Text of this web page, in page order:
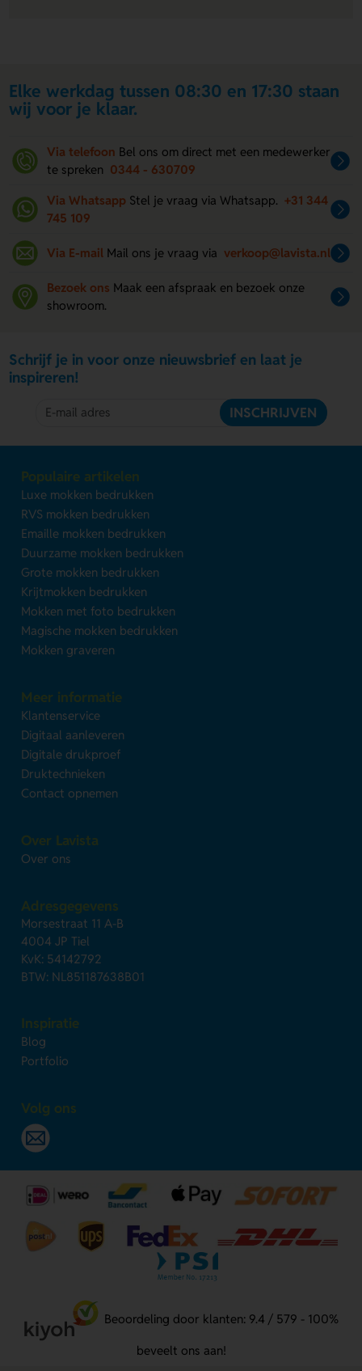
Elke werkdag tussen 08:30 en 17:30 staan
wij voor je klaar.
Via telefoon Bel ons om direct met een medewerker
te spreken 0344 - 630709
Via Whatsapp Stel je vraag via Whatsapp. +31 344
745 109
Via E-mail Mail ons je vraag via verkoop@lavista.nl
Bezoek ons Maak een afspraak en bezoek onze
showroom.
Schrijf je in voor onze nieuwsbrief en laat je
inspireren!
INSCHRIJVEN
Populaire artikelen
Luxe mokken bedrukken
RVS mokken bedrukken
Emaille mokken bedrukken
Duurzame mokken bedrukken
Grote mokken bedrukken
Krijtmokken bedrukken
Mokken met foto bedrukken
Magische mokken bedrukken
Mokken graveren
Meer informatie
Klantenservice
Digitaal aanleveren
Digitale drukproef
Druktechnieken
Contact opnemen
Over Lavista
Over ons
Adresgegevens
Morsestraat 11 A-B
4004 JP Tiel
KvK: 54142792
BTW: NL851187638B01
Inspiratie
Blog
Portfolio
Volg ons
Beoordeling door klanten: 9.4 / 579 - 100%
beveelt ons aan!